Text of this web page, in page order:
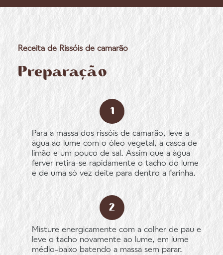
Receita de Rissóis de camarão
Preparação
Para a massa dos rissóis de camarão, leve a
água ao lume com o óleo vegetal, a casca de
limão e um pouco de sal. Assim que a água
ferver retira-se rapidamente o tacho do lume
e de uma só vez deite para dentro a farinha.
Misture energicamente com a colher de pau e
leve o tacho novamente ao lume, em lume
médio-baixo batendo a massa sem parar.